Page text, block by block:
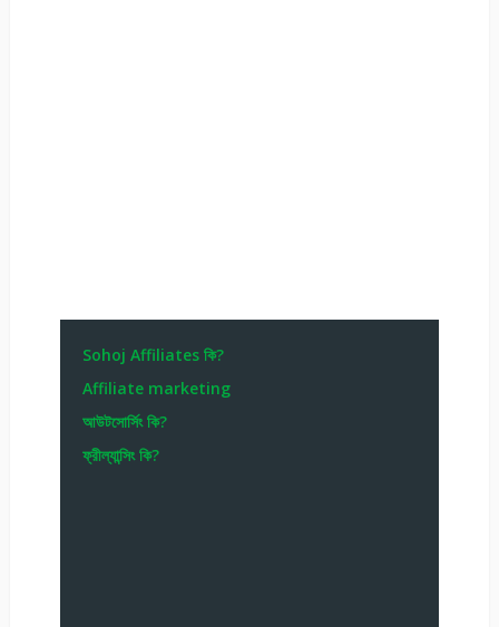
Sohoj Affiliates কি?
Affiliate marketing
আউটসোর্সিং কি?
ফ্রীল্যান্সিং কি?